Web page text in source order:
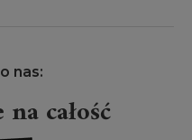
nas:
całość